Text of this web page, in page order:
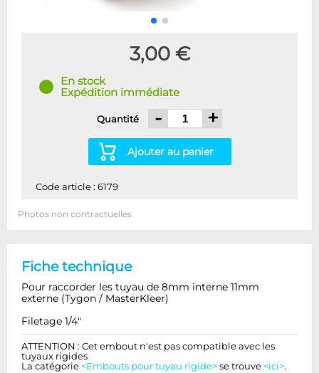
3,00 €
En stock
Expédition immédiate
Quantité - +
Ajouter au panier
Code article : 6179
Photos non contractuelles
Fiche technique
Pour raccorder les tuyau de 8mm interne 11mm
externe (Tygon / MasterKleer)
Filetage 1/4"
ATTENTION : Cet embout n'est pas compatible avec les
tuyaux rigides
La catégorie <Embouts pour tuyau rigide> se trouve <ici>.